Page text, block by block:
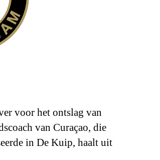
voor het ontslag van
van Curaçao, die
in De Kuip, haalt uit